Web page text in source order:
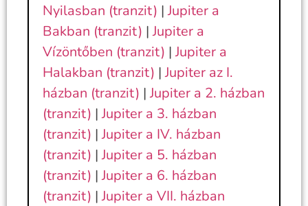
Nyilasban (tranzit) |Jupiter a
Bakban (tranzit) |Jupiter a
Vízöntőben (tranzit) |Jupiter a
Halakban (tranzit) |Jupiter az I.
házban (tranzit) |Jupiter a 2. házban
(tranzit) |Jupiter a 3. házban
(tranzit) |Jupiter a IV. házban
(tranzit) |Jupiter a 5. házban
(tranzit) |Jupiter a 6. házban
(tranzit) |Jupiter a VII. házban